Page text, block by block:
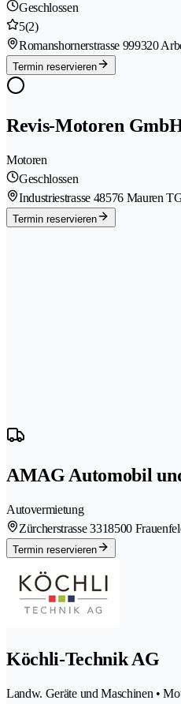
Geschlossen
5(2)
Romanshornerstrasse 999320
Termin reservieren
Revis-Motoren
Motoren
Geschlossen
Industriestrasse 48576 Mauren
Termin reservieren
AMAG Automobil
Autovermietung
Zürcherstrasse 3318500
Termin reservieren
Köchli-Technik AG
Landw. Geräte und Maschinen •